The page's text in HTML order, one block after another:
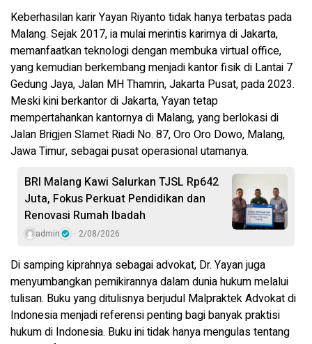
Keberhasilan karir Yayan Riyanto tidak hanya terbatas pada
Malang. Sejak 2017, ia mulai merintis karirnya di Jakarta,
memanfaatkan teknologi dengan membuka virtual office,
yang kemudian berkembang menjadi kantor fisik di Lantai 7
Gedung Jaya, Jalan MH Thamrin, Jakarta Pusat, pada 2023.
Meski kini berkantor di Jakarta, Yayan tetap
mempertahankan kantornya di Malang, yang berlokasi di
Jalan Brigjen Slamet Riadi No. 87, Oro Oro Dowo, Malang,
Jawa Timur, sebagai pusat operasional utamanya.
BRI Malang Kawi Salurkan TJSL Rp642
Juta, Fokus Perkuat Pendidikan dan
Renovasi Rumah Ibadah
admin 2/08/2026
Di samping kiprahnya sebagai advokat, Dr. Yayan juga
menyumbangkan pemikirannya dalam dunia hukum melalui
tulisan. Buku yang ditulisnya berjudul Malpraktek Advokat di
Indonesia menjadi referensi penting bagi banyak praktisi
hukum di Indonesia. Buku ini tidak hanya mengulas tentang